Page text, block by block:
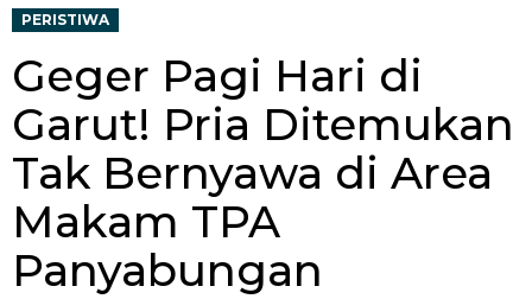
PERISTIWA
Geger Pagi Hari di
Garut! Pria Ditemukan
Tak Bernyawa di Area
Makam TPA
Panyabungan